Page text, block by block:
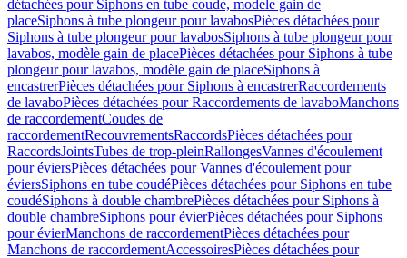
détachées pour Siphons en tube coudé, modèle gain de
placeSiphons à tube plongeur pour lavabosPièces détachées pour
Siphons à tube plongeur pour lavabosSiphons à tube plongeur pour
lavabos, modèle gain de placePièces détachées pour Siphons à tube
plongeur pour lavabos, modèle gain de placeSiphons à
encastrerPièces détachées pour Siphons à encastrerRaccordements
de lavaboPièces détachées pour Raccordements de lavaboManchons
de raccordementCoudes de
raccordementRecouvrementsRaccordsPièces détachées pour
RaccordsJointsTubes de trop-pleinRallongesVannes d'écoulement
pour éviersPièces détachées pour Vannes d'écoulement pour
éviersSiphons en tube coudéPièces détachées pour Siphons en tube
coudéSiphons à double chambrePièces détachées pour Siphons à
double chambreSiphons pour évierPièces détachées pour Siphons
pour évierManchons de raccordementPièces détachées pour
Manchons de raccordementAccessoiresPièces détachées pour